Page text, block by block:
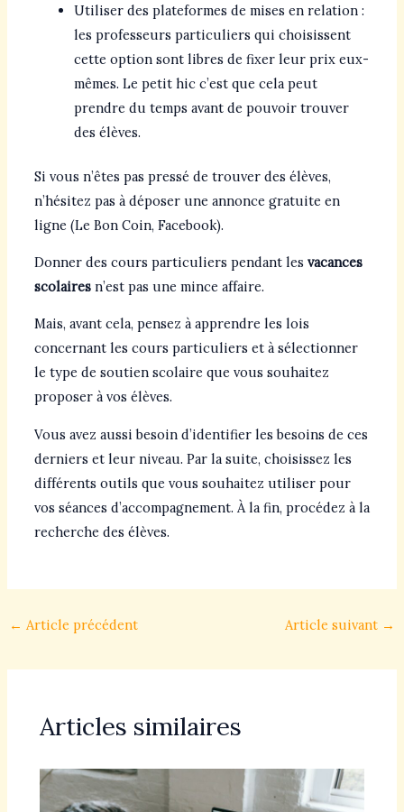
Utiliser des plateformes de mises en relation :
les professeurs particuliers qui choisissent
cette option sont libres de fixer leur prix eux-
mêmes. Le petit hic c’est que cela peut
prendre du temps avant de pouvoir trouver
des élèves.
Si vous n’êtes pas pressé de trouver des élèves,
n’hésitez pas à déposer une annonce gratuite en
ligne (Le Bon Coin, Facebook).
Donner des cours particuliers pendant les vacances
scolairesn’est pas une mince affaire.
Mais, avant cela, pensez à apprendre les lois
concernant les cours particuliers et à sélectionner
le type de soutien scolaire que vous souhaitez
proposer à vos élèves.
Vous avez aussi besoin d’identifier les besoins de ces
derniers et leur niveau. Par la suite, choisissez les
différents outils que vous souhaitez utiliser pour
vos séances d’accompagnement. À la fin, procédez à la
recherche des élèves.
← Article précédent Article suivant →
Articles similaires